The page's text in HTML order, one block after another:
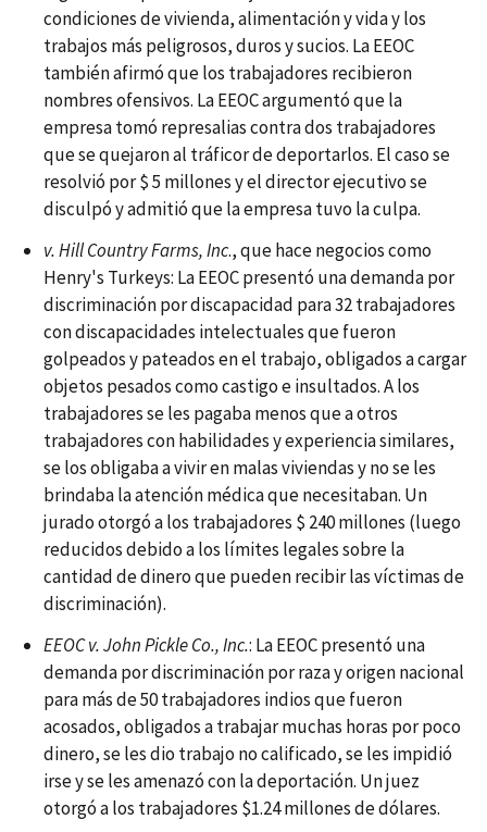
condiciones de vivienda, alimentación y vida y los
trabajos más peligrosos, duros y sucios. La EEOC
también afirmó que los trabajadores recibieron
nombres ofensivos. La EEOC argumentó que la
empresa tomó represalias contra dos trabajadores
que se quejaron al tráficor de deportarlos. El caso se
resolvió por $ 5 millones y el director ejecutivo se
disculpó y admitió que la empresa tuvo la culpa.
v. Hill Country Farms, Inc., que hace negocios como
Henry's Turkeys: La EEOC presentó una demanda por
discriminación por discapacidad para 32 trabajadores
con discapacidades intelectuales que fueron
golpeados y pateados en el trabajo, obligados a cargar
objetos pesados como castigo e insultados. A los
trabajadores se les pagaba menos que a otros
trabajadores con habilidades y experiencia similares,
se los obligaba a vivir en malas viviendas y no se les
brindaba la atención médica que necesitaban. Un
jurado otorgó a los trabajadores $ 240 millones (luego
reducidos debido a los límites legales sobre la
cantidad de dinero que pueden recibir las víctimas de
discriminación).
EEOC v. John Pickle Co., Inc.: La EEOC presentó una
demanda por discriminación por raza y origen nacional
para más de 50 trabajadores indios que fueron
acosados, obligados a trabajar muchas horas por poco
dinero, se les dio trabajo no calificado, se les impidió
irse y se les amenazó con la deportación. Un juez
otorgó a los trabajadores $1.24 millones de dólares.